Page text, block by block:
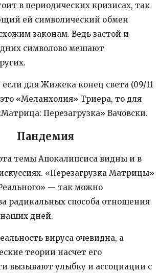
в периодических кризисах, так
ей символический обмен
законам. Ведь застой и
символово мешают
для Жижека конец света (09/11
«Меланхолия» Триера, то для
Перезагрузка» Вачовски.
Пандемия
темы Апокалипсиса видны и в
«Перезагрузка Матрицы»
— так можно
радикальных способа отношения
дней.
вируса очевидна, а
теории насчет его
вызывают улыбку и ассоциации с